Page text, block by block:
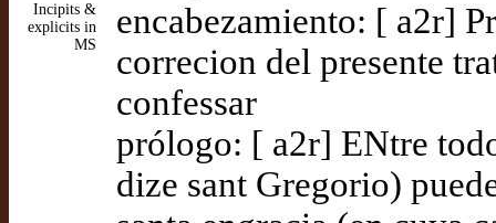
Incipits &
explicits in
MS
encabezamiento: [ a2r]
correcion del presente
confessar
prólogo: [ a2r] ENtre
dize sant Gregorio)